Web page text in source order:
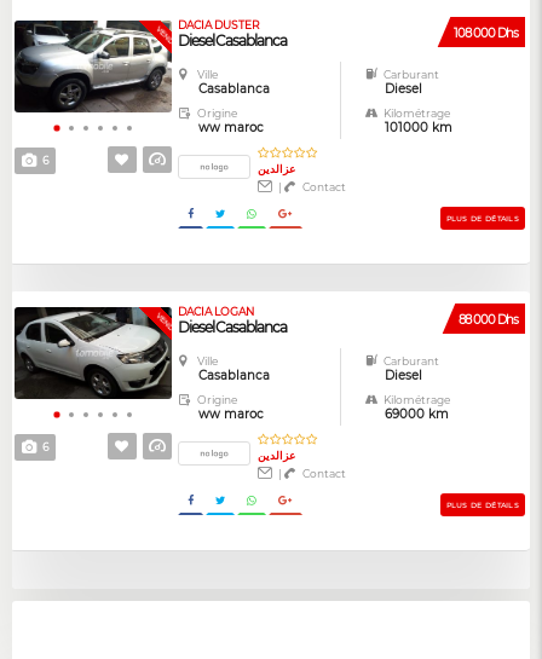
6
VENDUE 108 000 Dhs
DACIA DUSTER
Diesel Casablanca
Ville
Casablanca
Carburant
Diesel
Origine
ww maroc
Kilométrage
101000 km
عزالدين
|
Contact
PLUS DE DÉTAILS
6
VENDUE 88 000 Dhs
DACIA LOGAN
Diesel Casablanca
Ville
Casablanca
Carburant
Diesel
Origine
ww maroc
Kilométrage
69000 km
عزالدين
|
Contact
PLUS DE DÉTAILS